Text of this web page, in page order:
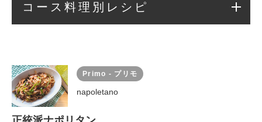
Primo - プリモ
napoletano
コース料理別レシピ